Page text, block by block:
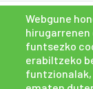
Webgune
funtsezko
erabiltzeko